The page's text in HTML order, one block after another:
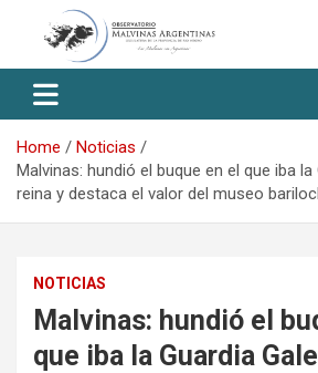
Observatorio
Negro
Home
Noticias
Malvinas: hundió el buque en el que iba
reina y destaca el valor del museo
NOTICIAS
Malvinas: hundió el
que iba la Guardia